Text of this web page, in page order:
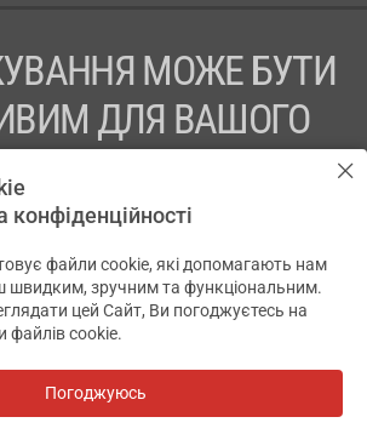
МОЖЕ БУТИ
ДЛЯ ВАШОГО
ПРЕПАРАТУ ПРОКОНСУЛЬТУЙТЕСЬ
911.ЮА» Код ЄДРПОУ 43631965.
від відповідальності
інформаційна система АПТЕКА911.ЮА
конфіденційності
файли cookie, які допомагають нам
швидким, зручним та функціональним.
цей Сайт, Ви погоджуєтесь на
файлів cookie.
Погоджуюсь
✕